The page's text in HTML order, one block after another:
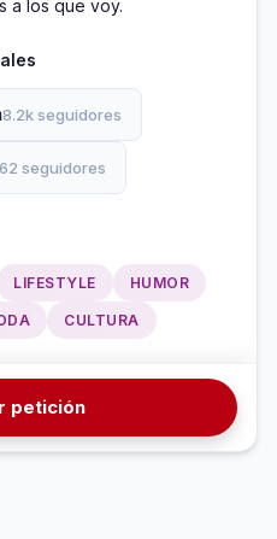
a los que voy.
8.2k seguidores
seguidores
LIFESTYLE HUMOR
CULTURA
petición